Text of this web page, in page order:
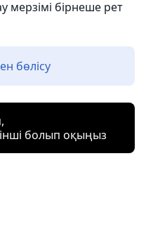
мерзімі бірнеше рет
бөлісу
болып оқыңыз